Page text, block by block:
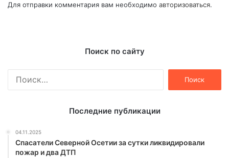
Для отправки комментария вам необходимо авторизоваться.
Поиск по сайту
Последние публикации
04.11.2025
Спасатели Северной Осетии за сутки ликвидировали
пожар и два ДТП